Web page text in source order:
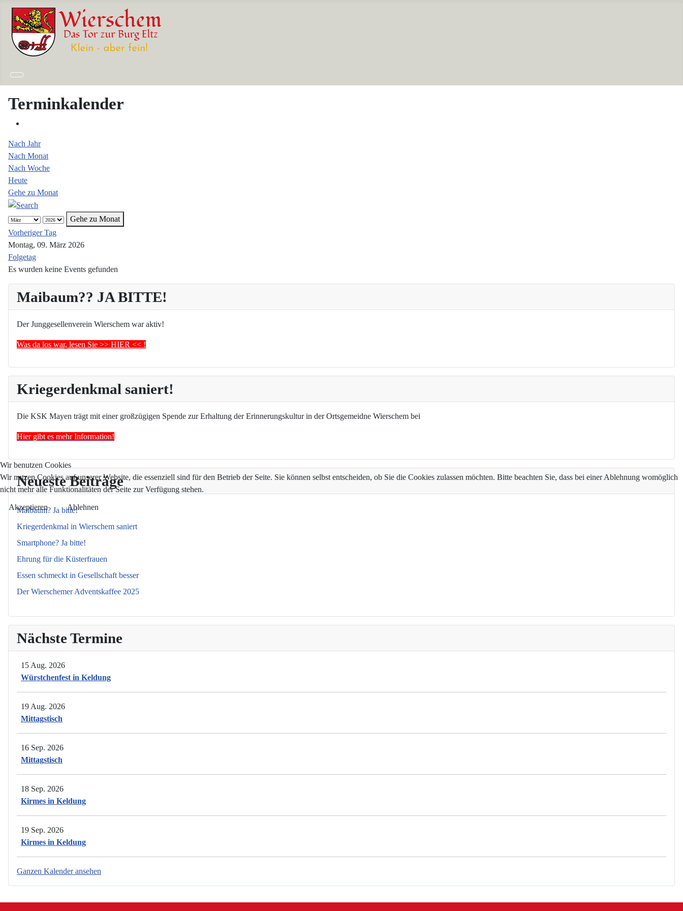
Maibaum?? JA BITTE!
Der Junggesellenverein Wierschem war aktiv!
Was da los war, lesen Sie >> HIER << !
Kriegerdenkmal saniert!
Die KSK Mayen trägt mit einer großzügigen Spende zur Erhaltung der Erinnerungskultur in der Ortsgemeidne Wierschem bei
Hier gibt es mehr Information!
Neueste Beiträge
Maibaum? Ja bitte!
Kriegerdenkmal in Wierschem saniert
Smartphone? Ja bitte!
Ehrung für die Küsterfrauen
Essen schmeckt in Gesellschaft besser
Der Wierschemer Adventskaffee 2025
Nächste Termine
15 Aug. 2026
Würstchenfest in Keldung
19 Aug. 2026
Mittagstisch
16 Sep. 2026
Mittagstisch
18 Sep. 2026
Kirmes in Keldung
19 Sep. 2026
Kirmes in Keldung
Ganzen Kalender ansehen
Terminkalender
Nach Jahr
Nach Monat
Nach Woche
Heute
Gehe zu Monat
Gehe zu Monat
Vorheriger Tag
Montag, 09. März 2026
Folgetag
Es wurden keine Events gefunden
Wir benutzen Cookies
Wir nutzen Cookies auf unserer Website, die essenziell sind für den Betrieb der Seite. Sie können selbst entscheiden, ob Sie die Cookies zulassen möchten. Bitte beachten Sie, dass bei einer Ablehnung womöglich
nicht mehr alle Funktionalitäten der Seite zur Verfügung stehen.
Akzeptieren Ablehnen